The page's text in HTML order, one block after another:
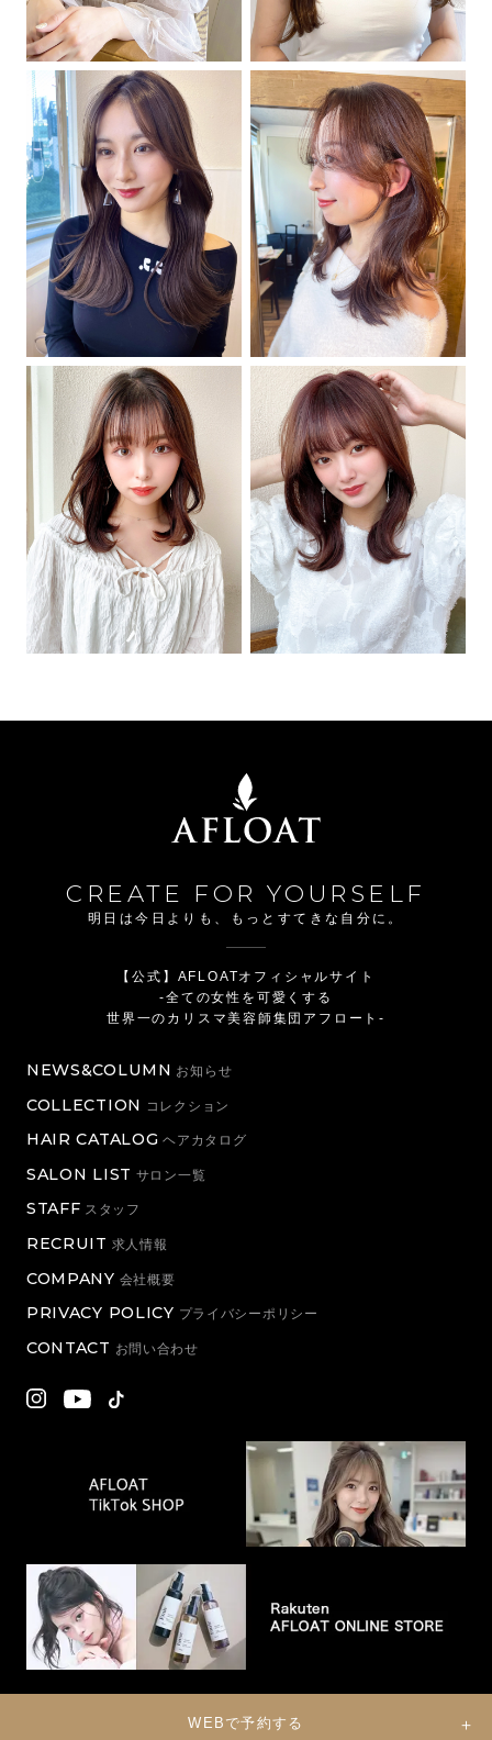
WEBで予約する
CREATE FOR YOURSELF
明日は今日よりも、もっとすてきな自分に。
【公式】AFLOATオフィシャルサイト
-全ての女性を可愛くする
世界一のカリスマ美容師集団アフロート-
NEWS&COLUMN お知らせ
COLLECTION コレクション
HAIR CATALOG ヘアカタログ
SALON LIST サロン一覧
STAFF スタッフ
RECRUIT 求人情報
COMPANY 会社概要
PRIVACY POLICY プライバシーポリシー
CONTACT お問い合わせ
© 2022 Eternal Co., Ltd. All Rights Reserved.